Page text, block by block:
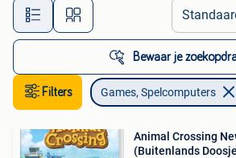
Alle afstanden…
Bewaar je
Filters Games, Spelcomputers
Animal Crossing
(Buitenlands